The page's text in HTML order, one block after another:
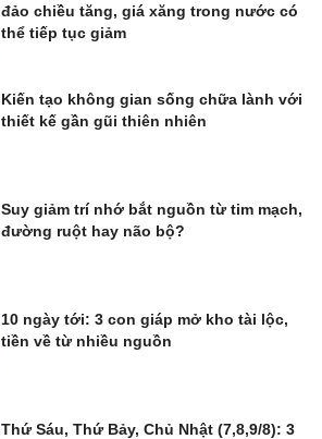
đảo chiều tăng, giá xăng trong nước có
thể tiếp tục giảm
Kiến tạo không gian sống chữa lành với
thiết kế gần gũi thiên nhiên
Suy giảm trí nhớ bắt nguồn từ tim mạch,
đường ruột hay não bộ?
10 ngày tới: 3 con giáp mở kho tài lộc,
tiền về từ nhiều nguồn
Thứ Sáu, Thứ Bảy, Chủ Nhật (7,8,9/8): 3